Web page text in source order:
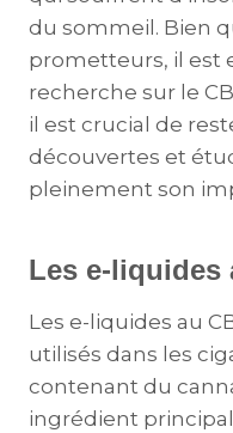
du sommeil. Bien
prometteurs, il est
recherche sur le
il est crucial de
découvertes et
pleinement son
Les e-liquides
Les e-liquides au
utilisés dans les
contenant du
ingrédient